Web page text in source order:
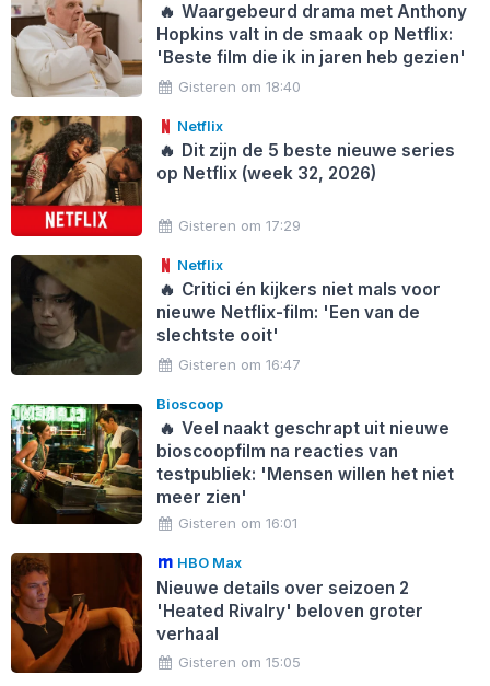
🔥 Waargebeurd drama met Anthony
Hopkins valt in de smaak op Netflix:
'Beste film die ik in jaren heb gezien'
Gisteren om 18:40
Netflix
🔥 Dit zijn de 5 beste nieuwe series
op Netflix (week 32, 2026)
Gisteren om 17:29
Netflix
🔥 Critici én kijkers niet mals voor
nieuwe Netflix-film: 'Een van de
slechtste ooit'
Gisteren om 16:47
Bioscoop
🔥 Veel naakt geschrapt uit nieuwe
bioscoopfilm na reacties van
testpubliek: 'Mensen willen het niet
meer zien'
Gisteren om 16:01
HBO Max
Nieuwe details over seizoen 2
'Heated Rivalry' beloven groter
verhaal
Gisteren om 15:05